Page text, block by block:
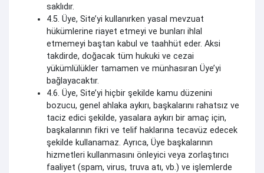
saklıdır.
4.5. Üye, Site’yi kullanırken yasal mevzuat
hükümlerine riayet etmeyi ve bunları ihlal
etmemeyi baştan kabul ve taahhüt eder. Aksi
takdirde, doğacak tüm hukuki ve cezai
yükümlülükler tamamen ve münhasıran Üye’yi
bağlayacaktır.
4.6. Üye, Site’yi hiçbir şekilde kamu düzenini
bozucu, genel ahlaka aykırı, başkalarını rahatsız ve
taciz edici şekilde, yasalara aykırı bir amaç için,
başkalarının fikri ve telif haklarına tecavüz edecek
şekilde kullanamaz. Ayrıca, Üye başkalarının
hizmetleri kullanmasını önleyici veya zorlaştırıcı
faaliyet (spam, virus, truva atı, vb.) ve işlemlerde